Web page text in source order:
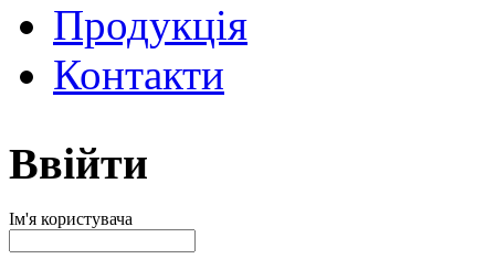
Продукція
Контакти
Ввійти
Ім'я користувача